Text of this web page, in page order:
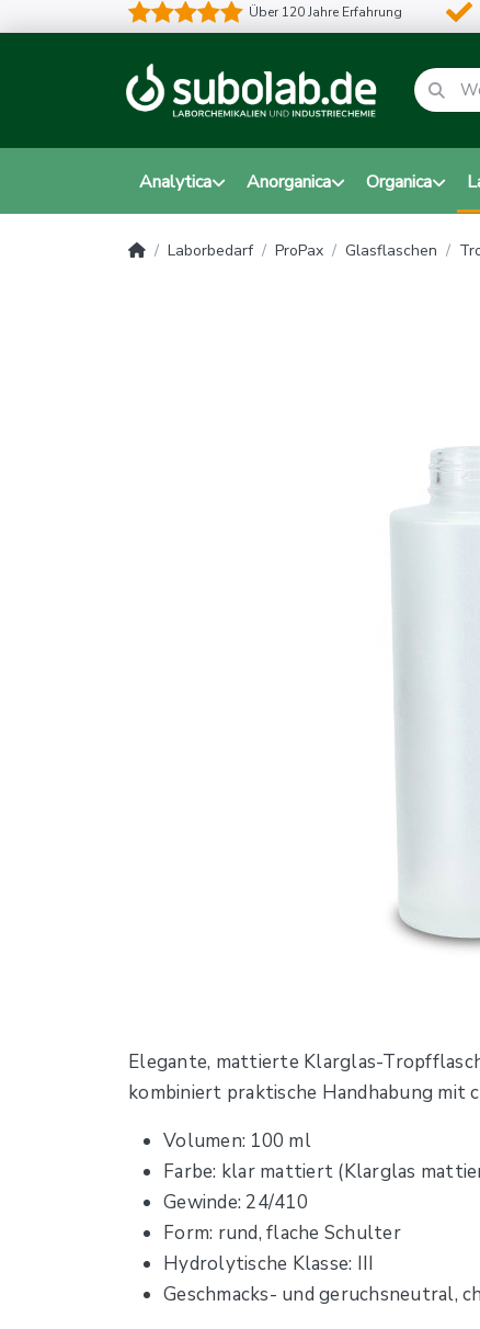
Über 120 Jahre Erfahrung
Analytica Anorganica Organica
Laborbedarf ProPax Glasflaschen
Elegante, mattierte Klarglas-
kombiniert praktische Handhabung mit
Volumen: 100 ml
Farbe: klar mattiert (Klarglas
Gewinde: 24/410
Form: rund, flache Schulter
Hydrolytische Klasse: III
Geschmacks- und geruchsneutral,